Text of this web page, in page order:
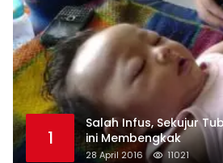
1
Salah Infus, Sekujur
ini Membengkak
28 April 2016 11021